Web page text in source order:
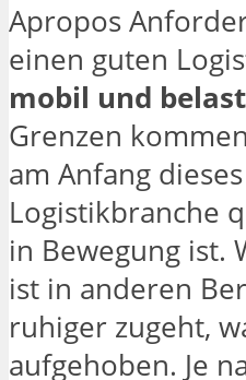
Apropos
einen guten
mobil und
Grenzen
am Anfang
Logistikbranche
in Bewegung ist.
ist in anderen
ruhiger zugeht,
aufgehoben. Je